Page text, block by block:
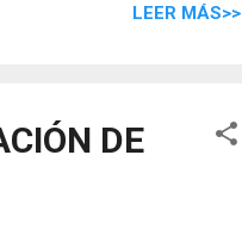
LEER MÁS>>
DE